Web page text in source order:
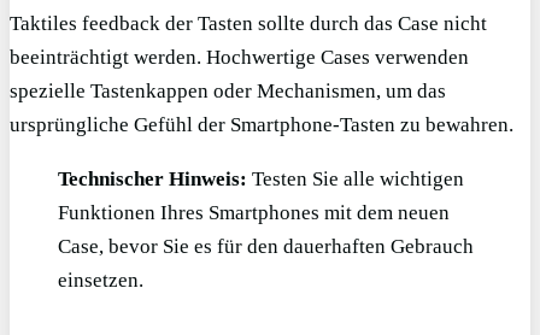
Taktiles feedback der Tasten sollte durch das Case nicht
beeinträchtigt werden. Hochwertige Cases verwenden
spezielle Tastenkappen oder Mechanismen, um das
ursprüngliche Gefühl der Smartphone-Tasten zu bewahren.
Technischer Hinweis: Testen Sie alle wichtigen
Funktionen Ihres Smartphones mit dem neuen
Case, bevor Sie es für den dauerhaften Gebrauch
einsetzen.